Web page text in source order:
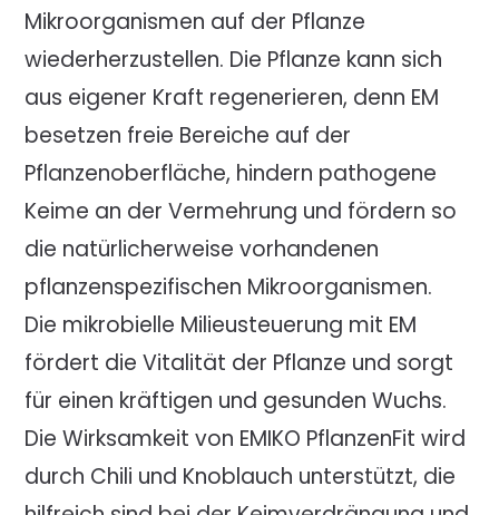
Mikroorganismen auf der Pflanze
wiederherzustellen. Die Pflanze kann sich
aus eigener Kraft regenerieren, denn EM
besetzen freie Bereiche auf der
Pflanzenoberfläche, hindern pathogene
Keime an der Vermehrung und fördern so
die natürlicherweise vorhandenen
pflanzenspezifischen Mikroorganismen.
Die mikrobielle Milieusteuerung mit EM
fördert die Vitalität der Pflanze und sorgt
für einen kräftigen und gesunden Wuchs.
Die Wirksamkeit von EMIKO PflanzenFit wird
durch Chili und Knoblauch unterstützt, die